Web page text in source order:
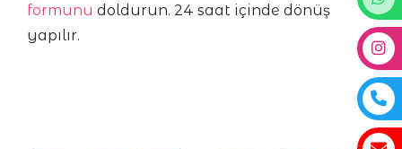
formunu doldurun. 24 saat içinde dönüş
yapılır.